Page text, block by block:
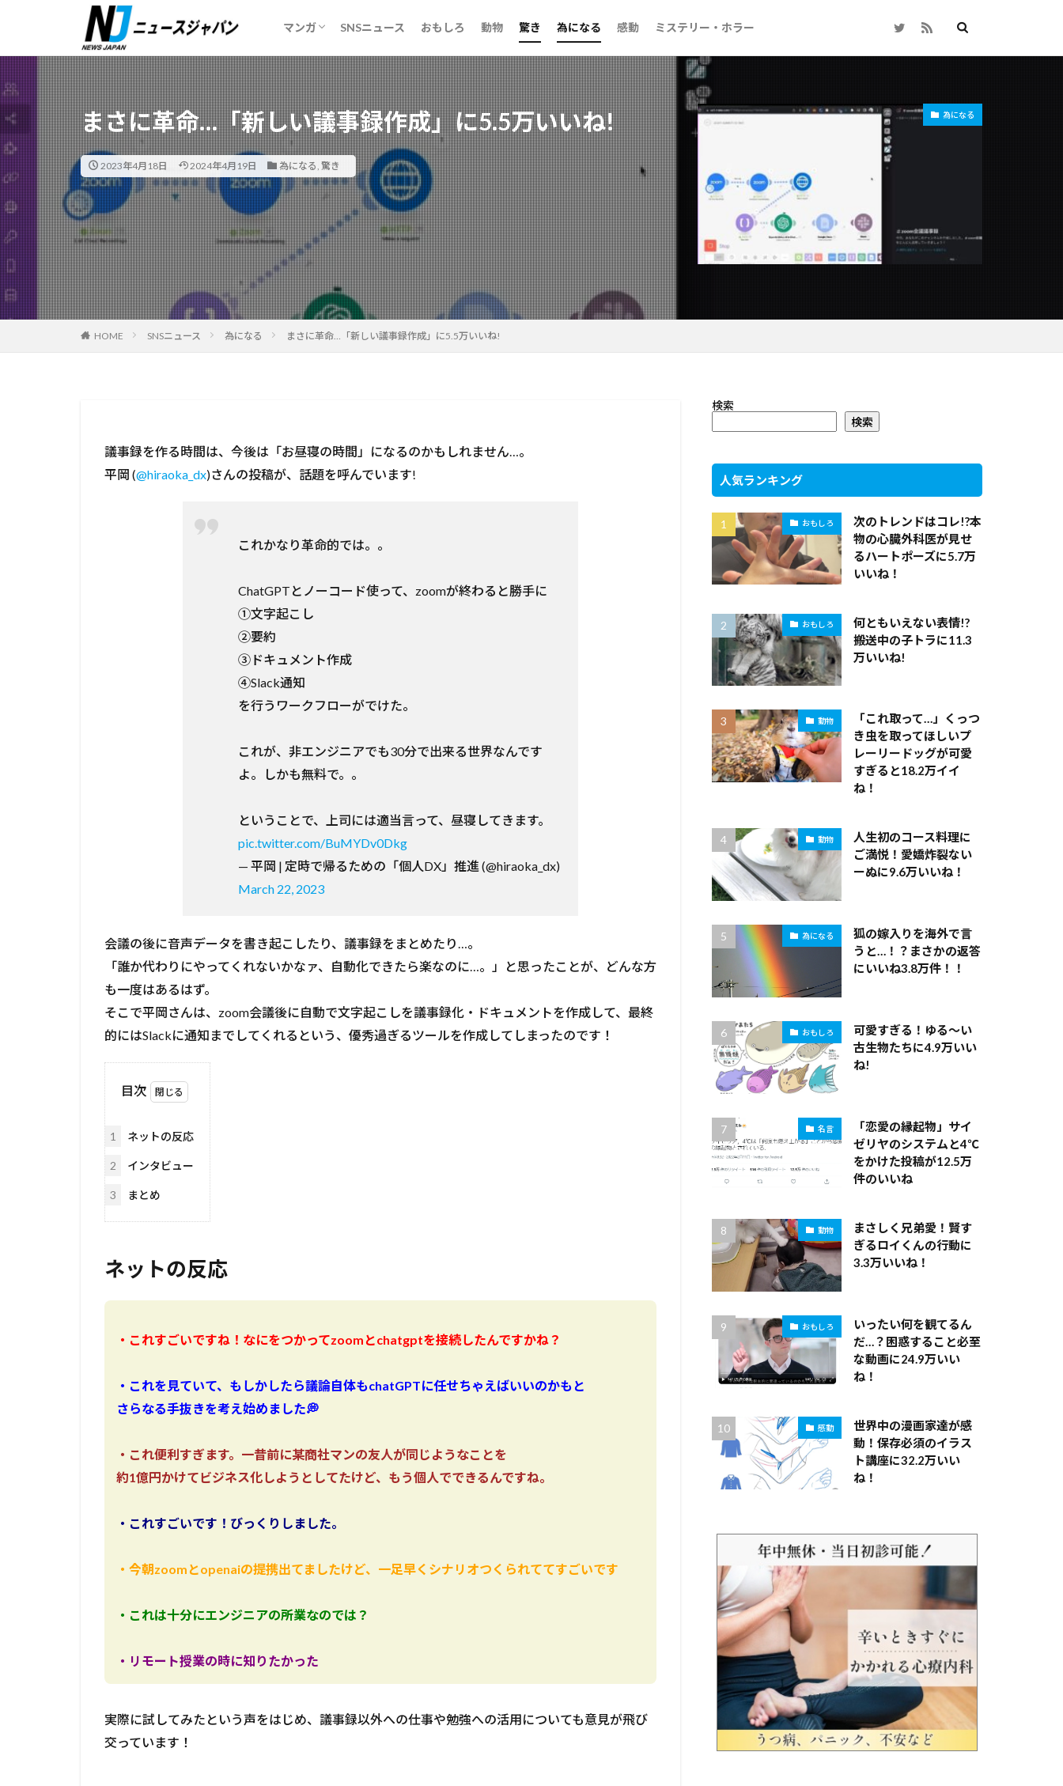
マンガ
妻で心が安らいだ話
ギリギリメンタル御影先生
SNSニュース おもしろ 動物 驚き 為になる 感動 ミステリー・ホラー
まさに革命…「新しい議事録作成」に5.5万いいね!
2023年4月18日 2024年4月19日 為になる, 驚き
為になる
HOME SNSニュース 為になる まさに革命…「新しい議事録作成」に5.5万いいね!
議事録を作る時間は、今後は「お昼寝の時間」になるのかもしれません…。
平岡 (@hiraoka_dx)さんの投稿が、話題を呼んでいます!
これかなり革命的では。。
ChatGPTとノーコード使って、zoomが終わると勝手に
①文字起こし
②要約
③ドキュメント作成
④Slack通知
を行うワークフローがでけた。
これが、非エンジニアでも30分で出来る世界なんです
よ。しかも無料で。。
ということで、上司には適当言って、昼寝してきます。
pic.twitter.com/BuMYDv0Dkg
— 平岡 | 定時で帰るための「個人DX」推進 (@hiraoka_dx)
March 22, 2023
会議の後に音声データを書き起こしたり、議事録をまとめたり…。
「誰か代わりにやってくれないかなァ、自動化できたら楽なのに…。」と思ったことが、どんな方
も一度はあるはず。
そこで平岡さんは、zoom会議後に自動で文字起こしを議事録化・ドキュメントを作成して、最終
的にはSlackに通知までしてくれるという、優秀過ぎるツールを作成してしまったのです！
目次
1 ネットの反応
2 インタビュー
3 まとめ
ネットの反応
・これすごいですね！なにをつかってzoomとchatgptを接続したんですかね？
・これを見ていて、もしかしたら議論自体もchatGPTに任せちゃえばいいのかもと
さらなる手抜きを考え始めました💭
・これ便利すぎます。一昔前に某商社マンの友人が同じようなことを
約1億円かけてビジネス化しようとしてたけど、もう個人でできるんですね。
・これすごいです！びっくりしました。
・今朝zoomとopenaiの提携出てましたけど、一足早くシナリオつくられててすごいです
・これは十分にエンジニアの所業なのでは？
・リモート授業の時に知りたかった
実際に試してみたという声をはじめ、議事録以外への仕事や勉強への活用についても意見が飛び
交っています！
検索
検索
人気ランキング
おもしろ
次のトレンドはコレ!?本
物の心臓外科医が見せ
るハートポーズに5.7万
いいね！
おもしろ
何ともいえない表情!?
搬送中の子トラに11.3
万いいね!
動物
「これ取って…」くっつ
き虫を取ってほしいプ
レーリードッグが可愛
すぎると18.2万イイ
ね！
動物
人生初のコース料理に
ご満悦！愛嬌炸裂ない
ーぬに9.6万いいね！
為になる
狐の嫁入りを海外で言
うと…！？まさかの返答
にいいね3.8万件！！
おもしろ
可愛すぎる！ゆる～い
古生物たちに4.9万いい
ね!
名言
「恋愛の縁起物」サイ
ゼリヤのシステムと4℃
をかけた投稿が12.5万
件のいいね
動物
まさしく兄弟愛！賢す
ぎるロイくんの行動に
3.3万いいね！
おもしろ
いったい何を観てるん
だ…？困惑すること必至
な動画に24.9万いい
ね！
感動
世界中の漫画家達が感
動！保存必須のイラス
ト講座に32.2万いい
ね！
カテゴリー
検索